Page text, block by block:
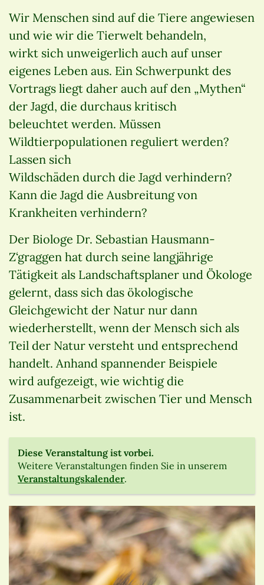
Wir Menschen sind auf die Tiere angewiesen
und wie wir die Tierwelt behandeln,
wirkt sich unweigerlich auch auf unser
eigenes Leben aus. Ein Schwerpunkt des
Vortrags liegt daher auch auf den „Mythen“
der Jagd, die durchaus kritisch
beleuchtet werden. Müssen
Wildtierpopulationen reguliert werden?
Lassen sich
Wildschäden durch die Jagd verhindern?
Kann die Jagd die Ausbreitung von
Krankheiten verhindern?
Der Biologe Dr. Sebastian Hausmann-
Z‘graggen hat durch seine langjährige
Tätigkeit als Landschaftsplaner und Ökologe
gelernt, dass sich das ökologische
Gleichgewicht der Natur nur dann
wiederherstellt, wenn der Mensch sich als
Teil der Natur versteht und entsprechend
handelt. Anhand spannender Beispiele
wird aufgezeigt, wie wichtig die
Zusammenarbeit zwischen Tier und Mensch
ist.
Diese Veranstaltung ist vorbei.
Weitere Veranstaltungen finden Sie in unserem
Veranstaltungskalender.